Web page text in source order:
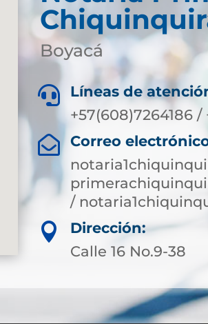
Boyacá

Líneas de
+57(608)7264186 /

Correo
/

Dirección:
Calle 16 No.9-38